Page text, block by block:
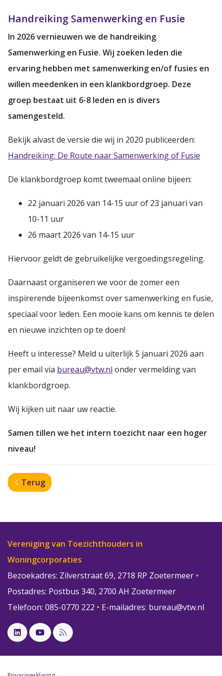
Handreiking Samenwerking en Fusie
In 2026 vernieuwen we de handreiking
Samenwerking en Fusie. Wij zoeken leden die
ervaring hebben met samenwerking en/of fusies en
willen meedenken in een klankbordgroep. Deze
groep bestaat uit 6-8 leden en is divers
samengesteld.
Bekijk alvast de versie die wij in 2020 publiceerden:
Handreiking: De Route naar Samenwerking of Fusie
De klankbordgroep komt tweemaal online bijeen:
22 januari 2026 van 14-15 uur of 23 januari van
10-11 uur
26 maart 2026 van 14-15 uur
Hiervoor geldt de gebruikelijke vergoedingsregeling.
Daarnaast organiseren we voor de zomer een
inspirerende bijeenkomst over samenwerking en fusie,
speciaal voor leden. Een mooie kans om kennis te delen
en nieuwe inzichten op te doen!
Heeft u interesse? Meld u uiterlijk 5 januari 2026 aan
per email via bureau@vtw.nl onder vermelding van
klankbordgroep.
Wij kijken uit naar uw reactie.
Samen tillen we het intern toezicht naar een hoger
niveau!
Terug
Vereniging van Toezichthouders in
Woningcorporaties
Bezoekadres: Zilverstraat 69, 2718 RP Zoetermeer •
Postadres: Postbus 340, 2700 AH Zoetermeer
Telefoon: 085-0770 222 • E-mailadres: bureau@vtw.nl